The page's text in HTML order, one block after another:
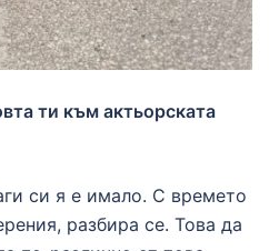
ти към актьорската
си я е имало. С времето
разбира се. Това да